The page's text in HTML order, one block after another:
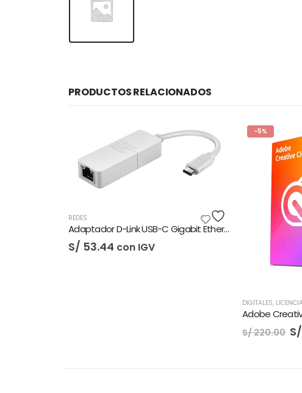
PRODUCTOS RELACIONADOS
Adaptador D-Link USB-C Gigabit Ethernet LAN
con IGV
-5%
LICENCIAS DE SOFTWARE
Adobe Creative Cloud - 1 Año
210.00El
precio
con IGV